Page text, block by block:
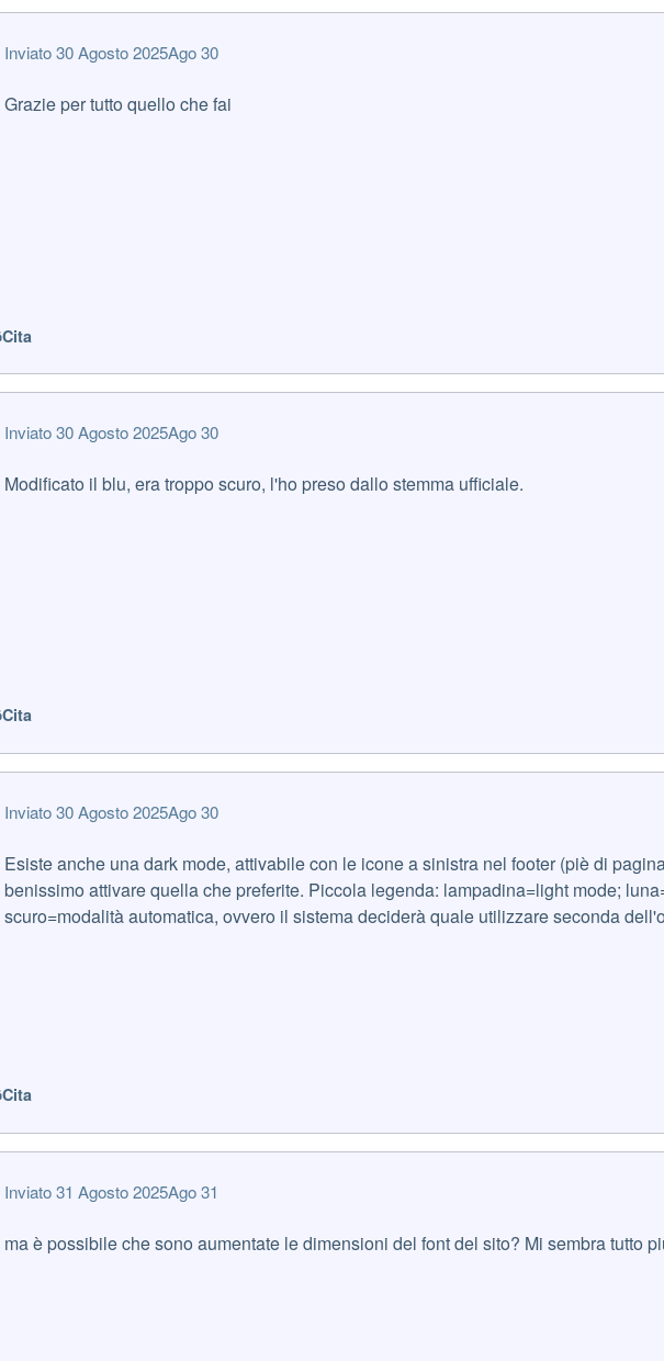
Inviato30 Agosto 2025Ago 30
Grazie per tutto quello che fai
Cita
Inviato30 Agosto 2025Ago 30
Modificato il blu, era troppo scuro, l'ho preso dallo stemma ufficiale.
Cita
Inviato30 Agosto 2025Ago 30
Esiste anche una dark mode, attivabile con le icone a sinistra nel footer (piè di
benissimo attivare quella che preferite. Piccola legenda: lampadina=light mode;
scuro=modalità automatica, ovvero il sistema deciderà quale utilizzare seconda
Cita
Inviato31 Agosto 2025Ago 31
ma è possibile che sono aumentate le dimensioni del font del sito? Mi sembra tutto